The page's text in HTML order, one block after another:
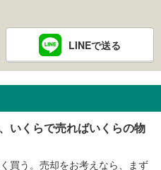
LINEで送る
いくらで売ればいくらの物
買う。売却をお考えなら、まず